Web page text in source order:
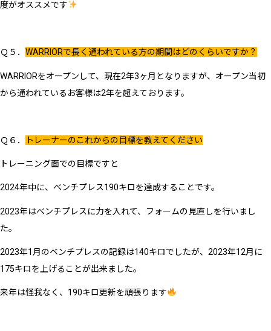
度がオススメです
Ｑ５． WARRIORで長く通われている方の期間はどのくらいですか？
WARRIORをオープンして、現在2年3ヶ月となりますが、オープン当初
から通われているお客様は2年を超えております。
Ｑ６． トレーナーのこれからの目標を教えてください
トレーニング面での目標ですと
2024年中に、ベンチプレス190キロを達成することです。
2023年はベンチプレスに力を入れて、フォームの見直しを行いまし
た。
2023年1月のベンチプレスの記録は140キロでしたが、2023年12月に
175キロを上げることが出来ました。
来年は怪我なく、190キロ更新を頑張ります